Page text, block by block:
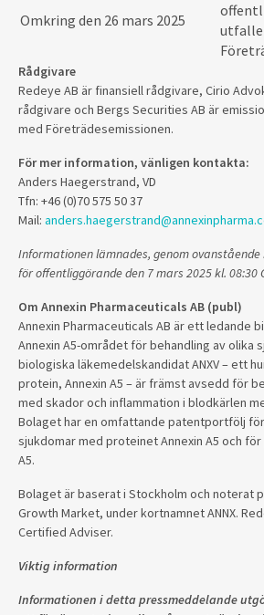
Omkring den 26 mars 2025
Rådgivare
Redeye AB är finansiell rådgivare, Cirio
rådgivare och Bergs Securities AB är
med Företrädesemissionen.
För mer information, vänligen kontakta:
Anders Haegerstrand, VD
Tfn: +46 (0)70 575 50 37
Mail:
Informationen lämnades, genom
för offentliggörande den 7 mars 2025 kl. 08:30
Om Annexin Pharmaceuticals AB (publ)
Annexin Pharmaceuticals AB är ett ledande
Annexin A5-området för behandling av olika
biologiska läkemedelskandidat ANXV – ett
protein, Annexin A5 – är främst avsedd för
med skador och inflammation i blodkärlen
Bolaget har en omfattande patentportfölj
sjukdomar med proteinet Annexin A5 och
A5.
Bolaget är baserat i Stockholm och noterat
Growth Market, under kortnamnet ANNX.
Certified Adviser.
Viktig information
Informationen i detta pressmeddelande